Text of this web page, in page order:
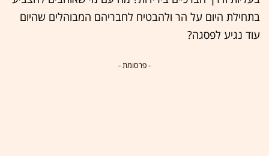
בתחילת היום על הר ולהבטיח לחבריהם המבוהלים שהיום
עוד נגיע לפסגה?
- פרסומת -